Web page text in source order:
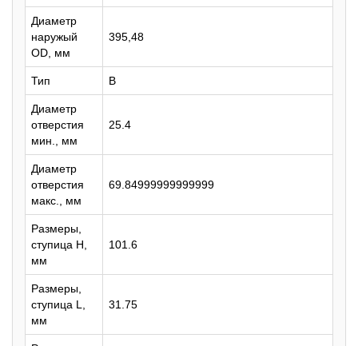
Диаметр
наружый
OD, мм
395,48
Тип B
Диаметр
отверстия
мин., мм
25.4
Диаметр
отверстия
макс., мм
69.84999999999999
Размеры,
ступица H,
мм
101.6
Размеры,
ступица L,
мм
31.75